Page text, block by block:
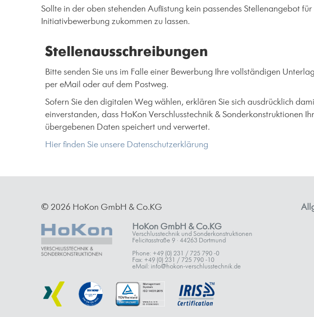
Sollte in der oben stehenden Auflistung kein passendes Stellenangebot
Initiativbewerbung zukommen zu lassen.
Stellenausschreibungen
Bitte senden Sie uns im Falle einer Bewerbung Ihre vollständigen
per eMail oder auf dem Postweg.
Sofern Sie den digitalen Weg wählen, erklären Sie sich ausdrücklich
einverstanden, dass HoKon Verschlusstechnik & Sonderkonstruktionen
übergebenen Daten speichert und verwertet.
Hier finden Sie unsere Datenschutzerklärung
© 2026 HoKon GmbH & Co.KG
HoKon GmbH & Co.KG
Verschlusstechnik und Sonderkonstruktionen
Felicitasstraße 9 · 44263 Dortmund
Phone: +49 (0) 231 / 725 790 -0
Fax: +49 (0) 231 / 725 790 -10
eMail: info@hokon-verschlusstechnik.de